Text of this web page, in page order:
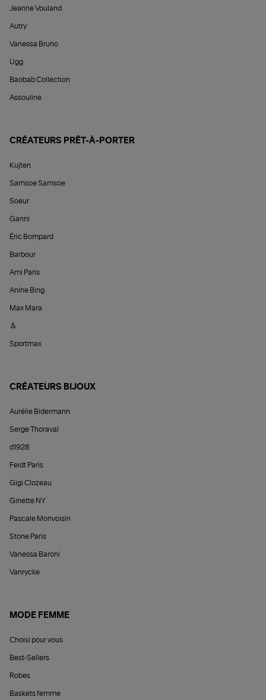
Jeanne Vouland
Autry
Vanessa Bruno
Ugg
Baobab Collection
Assouline
CRÉATEURS PRÊT-À-PORTER
Kujten
Samsoe Samsoe
Soeur
Ganni
Éric Bompard
Barbour
Ami Paris
Anine Bing
Max Mara
&
Sportmax
CRÉATEURS BIJOUX
Aurélie Bidermann
Serge Thoraval
d1928
Feidt Paris
Gigi Clozeau
Ginette NY
Pascale Monvoisin
Stone Paris
Vanessa Baroni
Vanrycke
MODE FEMME
Choisi pour vous
Best-Sellers
Robes
Baskets femme